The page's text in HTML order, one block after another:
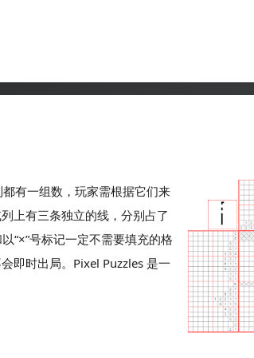
有一组数，玩家需根据它们来
上有三条独立的线，分别占了
“×”号标记一定不需要填充的格
即时出局。Pixel Puzzles 是一